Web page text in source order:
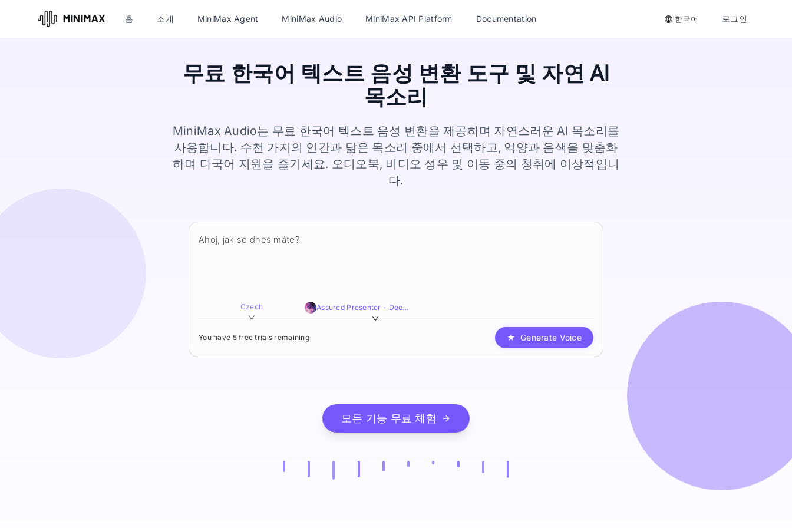
홈 소개 MiniMax Agent MiniMax Audio MiniMax API Platform Documentation 한국어 로그인
무료 한국어 텍스트 음성 변환 도구 및 자연 AI
목소리
MiniMax Audio는 무료 한국어 텍스트 음성 변환을 제공하며 자연스러운 AI 목소리를
사용합니다. 수천 가지의 인간과 닮은 목소리 중에서 선택하고, 억양과 음색을 맞춤화
하며 다국어 지원을 즐기세요. 오디오북, 비디오 성우 및 이동 중의 청취에 이상적입니
다.
Czech Assured Presenter - Deep,Smooth,Resonant
You have 5 free trials remaining ★ Generate Voice
모든 기능 무료 체험